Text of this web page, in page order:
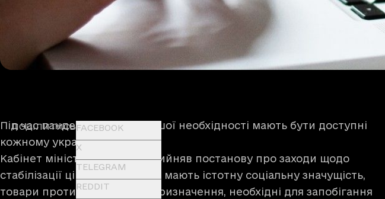
ПОДІЛИТИСЬFACEBOOK
X
TELEGRAM
REDDIT
Під час пандемії товари першої необхідності мають бути доступні
кожному українцю.
Кабінет міністрів України прийняв постанову про заходи щодо
стабілізації цін на товари, що мають істотну соціальну значущість,
товари протиепідемічного призначення, необхідні для запобігання